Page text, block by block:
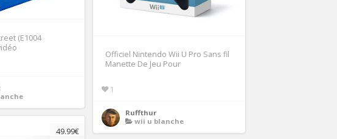
(E1004
Officiel Nintendo Wii U Pro Sans fil
Manette De Jeu Pour
1
Ruffthur
wii u blanche
49.99€